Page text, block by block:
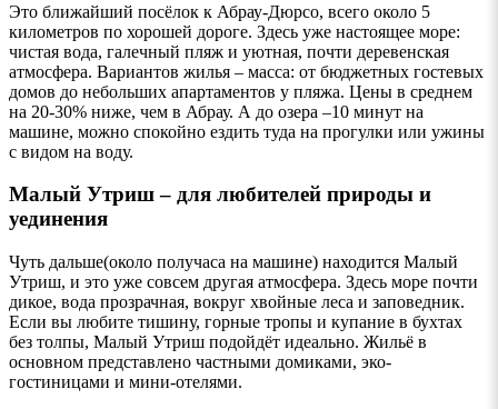
Это ближайший посёлок к Абрау-Дюрсо, всего около 5
километров по хорошей дороге. Здесь уже настоящее море:
чистая вода, галечный пляж и уютная, почти деревенская
атмосфера. Вариантов жилья – масса: от бюджетных гостевых
домов до небольших апартаментов у пляжа. Цены в среднем
на 20-30% ниже, чем в Абрау. А до озера –10 минут на
машине, можно спокойно ездить туда на прогулки или ужины
с видом на воду.
Малый Утриш – для любителей природы и
уединения
Чуть дальше(около получаса на машине) находится Малый
Утриш, и это уже совсем другая атмосфера. Здесь море почти
дикое, вода прозрачная, вокруг хвойные леса и заповедник.
Если вы любите тишину, горные тропы и купание в бухтах
без толпы, Малый Утриш подойдёт идеально. Жильё в
основном представлено частными домиками, эко-
гостиницами и мини-отелями.